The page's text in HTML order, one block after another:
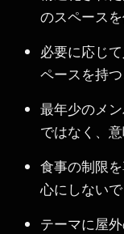
のスペースを
必要に応じ
ペースを持
最年少のメ
ではなく、
食事の制限
心にしないで
テーマに屋